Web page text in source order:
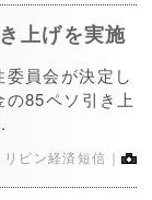
上げを実施
員会が決定し
85ペソ引き上
ピン経済短信｜